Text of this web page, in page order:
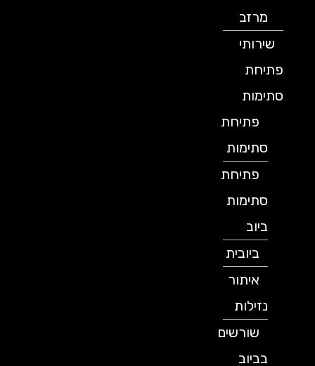
מרזב
שירותי
פתיחת
סתימות
פתיחת
סתימות
פתיחת
סתימות
ביובית
איתור
נזילות
שורשים
בביוב